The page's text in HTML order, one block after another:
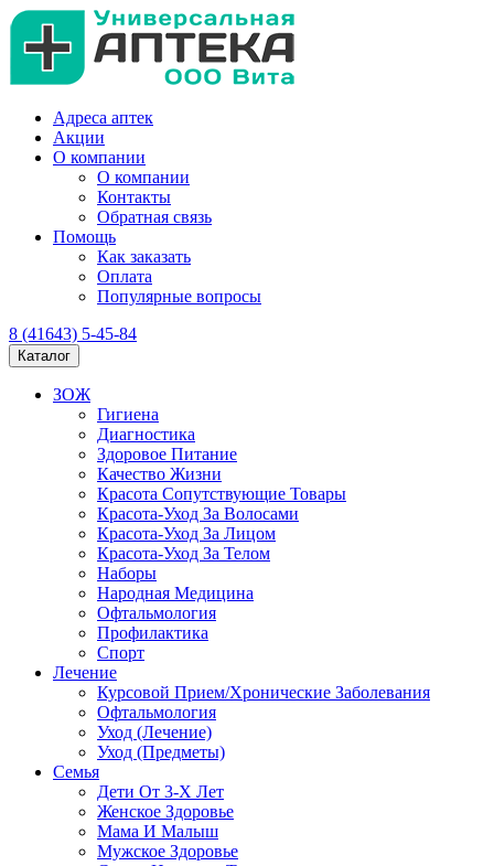
Адреса аптек
Акции
О компании
О компании
Контакты
Обратная связь
Помощь
Как заказать
Оплата
Популярные вопросы
8 (41643) 5-45-84
Каталог
ЗОЖ
Гигиена
Диагностика
Здоровое Питание
Качество Жизни
Красота Сопутствующие Товары
Красота-Уход За Волосами
Красота-Уход За Лицом
Красота-Уход За Телом
Наборы
Народная Медицина
Офтальмология
Профилактика
Спорт
Лечение
Курсовой Прием/Хронические Заболевания
Офтальмология
Уход (Лечение)
Уход (Предметы)
Семья
Дети От 3-Х Лет
Женское Здоровье
Мама И Малыш
Мужское Здоровье